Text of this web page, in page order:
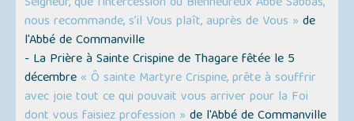
nous recommande, s’il Vous plaît, auprès de Vous » de
l'Abbé de Commanville
- La Prière à Sainte Crispine de Thagare fêtée le 5
décembre « Ô sainte Martyre Crispine, prête à souffrir
avec joie tout ce qui pouvait vous arriver pour la Foi